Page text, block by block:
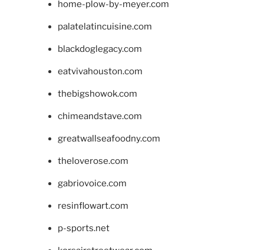
home-plow-by-meyer.com
palatelatincuisine.com
blackdoglegacy.com
eatvivahouston.com
thebigshowok.com
chimeandstave.com
greatwallseafoodny.com
theloverose.com
gabriovoice.com
resinflowart.com
p-sports.net